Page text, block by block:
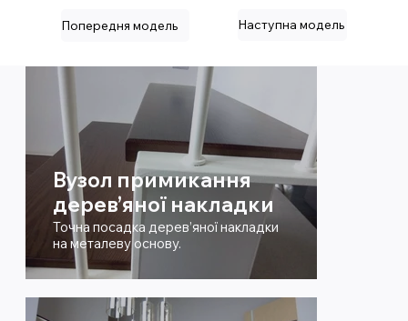
Попередня модель Наступна модель
Вузол примикання
дерев’яної накладки
Точна посадка дерев’яної накладки
на металеву основу.